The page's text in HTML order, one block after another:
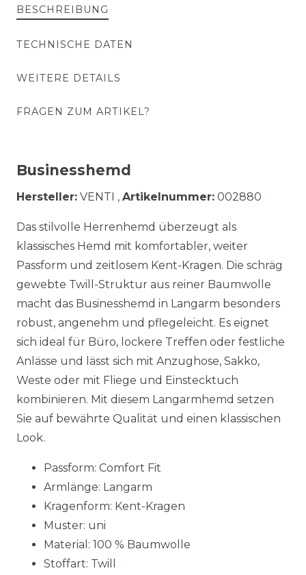
BESCHREIBUNG
TECHNISCHE DATEN
WEITERE DETAILS
FRAGEN ZUM ARTIKEL?
Businesshemd
Hersteller: VENTI , Artikelnummer: 002880
Das stilvolle Herrenhemd überzeugt als
klassisches Hemd mit komfortabler, weiter
Passform und zeitlosem Kent-Kragen. Die schräg
gewebte Twill-Struktur aus reiner Baumwolle
macht das Businesshemd in Langarm besonders
robust, angenehm und pflegeleicht. Es eignet
sich ideal für Büro, lockere Treffen oder festliche
Anlässe und lässt sich mit Anzughose, Sakko,
Weste oder mit Fliege und Einstecktuch
kombinieren. Mit diesem Langarmhemd setzen
Sie auf bewährte Qualität und einen klassischen
Look.
Passform: Comfort Fit
Armlänge: Langarm
Kragenform: Kent-Kragen
Muster: uni
Material: 100 % Baumwolle
Stoffart: Twill